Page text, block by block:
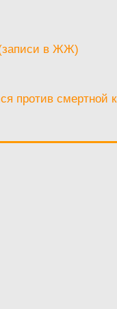
(записи в ЖЖ)
против смертной